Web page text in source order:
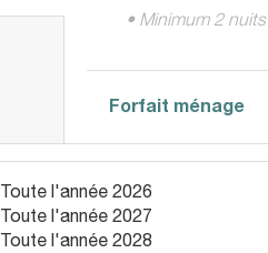
• Minimum 2 nuits
Forfait ménage
Toute l'année 2026
Toute l'année 2027
Toute l'année 2028